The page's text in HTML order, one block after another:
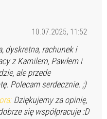
10.07.2025, 11:52
dyskretna, rachunek i
z Kamilem, Pawłem i
ale przede
Polecam serdecznie. ;)
Dziękujemy za opinię,
się współpracuje :D